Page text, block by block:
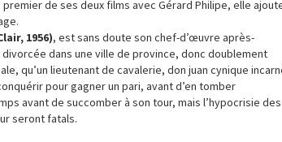
de ses deux films avec Gérard Philipe, elle
1956), est sans doute son chef-d’œuvre après-
dans une ville de province, donc doublement
qu’un lieutenant de cavalerie, don juan cynique
pour gagner un pari, avant d’en tomber
avant de succomber à son tour, mais l’hypocrisie des
seront fatals.